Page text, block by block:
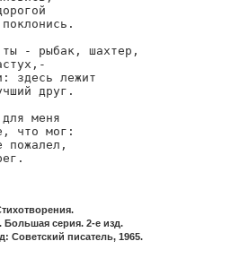
- рыбак, шахтер,
здесь лежит
друг.
меня
что мог:
пожалел,
Большая серия. 2-е изд.
Советский писатель, 1965.